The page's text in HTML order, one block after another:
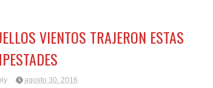
VIENTOS TRAJERON ESTAS
agosto 30, 2016